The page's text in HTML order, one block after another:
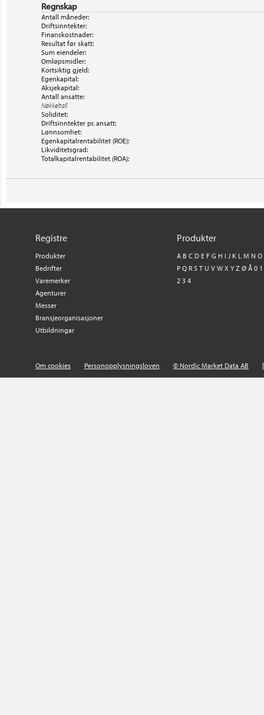
Regnskap
Antall måneder:
Driftsinntekter:
Finanskostnader:
Resultat før skatt:
Sum eiendeler:
Omløpsmidler:
Kortsiktig gjeld:
Egenkapital:
Aksjekapital:
Antall ansatte:
Nøkkeltall
Soliditet:
Driftsinntekter pr. ansatt:
Lønnsomhet:
Egenkapitalrentabilitet (ROE):
Likviditetsgrad:
Totalkapitalrentabilitet (ROA):
Registre
Produkter
Bedrifter
Varemerker
Agenturer
Messer
Bransjeorganisasjoner
Utbildningar
Produkter
A B C D E F G H I J K L M N O
P Q R S T U V W X Y Z Ø Å 0 1
2 3 4
Om cookies Personopplysningsloven © Nordic Market Data AB